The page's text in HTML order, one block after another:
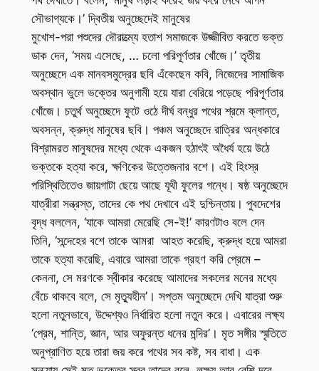
সৌভাগ্যকে।’ দ্বিতীয় অনুচ্ছেদেই মানুষের
মুখোশ-পরা পশুদের দৌরাত্ম্যে হতাশ সমাজকে উজ্জীবিত করতে ভক্ত
ডাক দেন, ‘সময় এসেছে, … চলো পরিপূর্ণতার খোঁজে।’ তৃতীয়
অনুচ্ছেদে এক মানবসমুদ্রের ছবি এঁকেছেন কবি, নিজেদের সামাজিক
অবস্থান ভুলে ভক্তের অনুগামী হয়ে যারা বেরিয়ে পড়েছে পরিপূর্ণতার
খোঁজে। চতুর্থ অনুচ্ছেদে ফুটে ওঠে দীর্ঘ বন্ধুর পথের শ্রমে ক্লান্ত,
অবসন্ন, ক্রুদ্ধ মানুষের ছবি। পঞ্চম অনুচ্ছেদে রাত্রির অন্ধকারে
বিশ্রামরত মানুষদের মধ্যে থেকে একজন হঠাৎই অধৈর্য হয়ে উঠে
ভক্তকে হত্যা করে, ক্ষণিকের উত্তেজনার বশে। এই হিংস্র
পরিস্থিতিতেও জায়গাটা ছেয়ে আছে যূথী ফুলের গন্ধে। ষষ্ঠ অনুচ্ছেদে
যাত্রীরা সন্ত্রস্ত, তাদের কে পথ দেখাবে এই দুশ্চিন্তায়। পুবদেশের
বৃদ্ধ বললেন, ‘যাকে আমরা মেরেছি সে-ই!’ কারণটাও বলে দেন
তিনি, ‘সন্দেহের বশে তাকে আমরা আহত করেছি, ক্রুদ্ধ হয়ে আমরা
তাকে হত্যা করেছি, এবারে আমরা তাকে গ্রহণ করি প্রেমে –
কেননা, সে মরণকে স্বীকার করেছে আমাদের সকলের মনের মধ্যে
বেঁচে থাকবে বলে, সে মৃত্যুহীন’। সপ্তম অনুচ্ছেদে দেখি যাত্রা শুরু
হলো নতুনভাবে, উদ্দেশ্যও নির্ধারিত হলো নতুন করে। এবারের লক্ষ্য
‘প্রেম, শান্তি, জ্ঞান, আর অফুরন্ত ধনের মন্দির’। মৃত সঙ্গীর স্মৃতিতে
অনুপ্রাণিত হয়ে তারা জয় করে পথের সব কষ্ট, সব বাধা। এক